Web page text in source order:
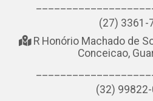
(27) 3361-
R Honório Machado de
Conceicao,
(32)